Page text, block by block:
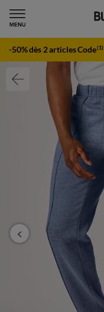
-50% dès 2 articles Code(1)